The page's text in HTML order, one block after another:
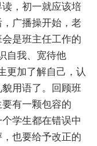
，初一就应该培
广播操开始，老
是班主任工作的
自我、宽待他
更加了解自己，认
用语了。回顾班
有一颗包容的
学生都在错误中
也要给予改正的